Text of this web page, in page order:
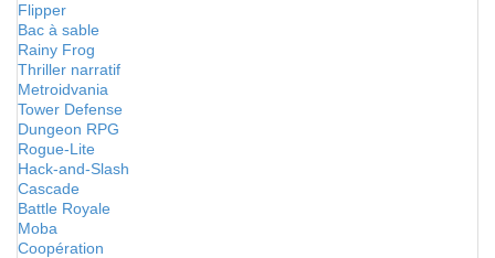
Flipper
Bac à sable
Rainy Frog
Thriller narratif
Metroidvania
Tower Defense
Dungeon RPG
Rogue-Lite
Hack-and-Slash
Cascade
Battle Royale
Moba
Coopération